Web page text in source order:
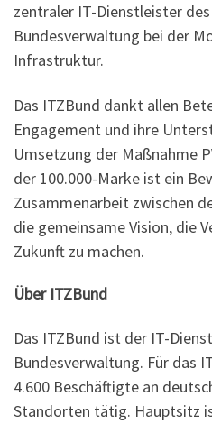
zentraler IT-Dienstleister
Bundesverwaltung bei der
Infrastruktur.
Das ITZBund dankt allen
Engagement und ihre
Umsetzung der Maßnahme
der 100.000-Marke ist ein
Zusammenarbeit zwischen
die gemeinsame Vision, die
Zukunft zu machen.
Über ITZBund
Das ITZBund ist der IT-
Bundesverwaltung. Für das
4.600 Beschäftigte an
Standorten tätig. Hauptsitz